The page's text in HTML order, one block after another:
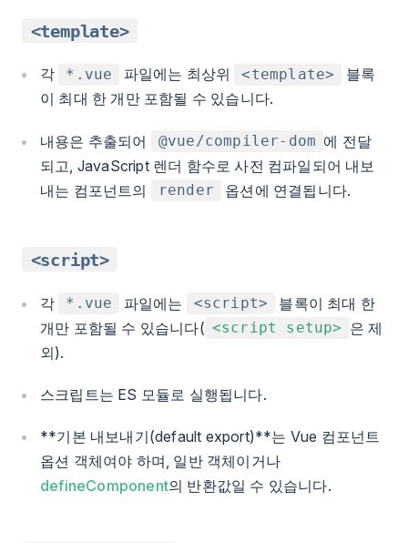
<template>
각 *.vue 파일에는 최상위 <template>
블록
이 최대 한 개만 포함될 수 있습니다.
내용은 추출되어 @vue/compiler-dom 에 전달
되고, JavaScript 렌더 함수로 사전 컴파일되어 내보
내는 컴포넌트의
render 옵션에 연결됩니다.
<script>
각 *.vue 파일에는 <script>
블록이 최대 한
개만 포함될 수 있습니다( <script setup> 은 제
외).
스크립트는 ES 모듈로 실행됩니다.
**기본 내보내기(default export)**는 Vue 컴포넌트
옵션 객체여야 하며, 일반 객체이거나
defineComponent의 반환값일 수 있습니다.